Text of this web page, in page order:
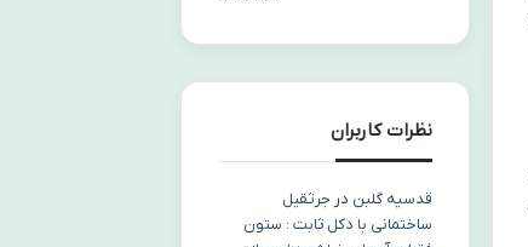
نظرات کاربران
قدسیه گلبن در جرثقیل
ساختمانی با دکل ثابت : ستون